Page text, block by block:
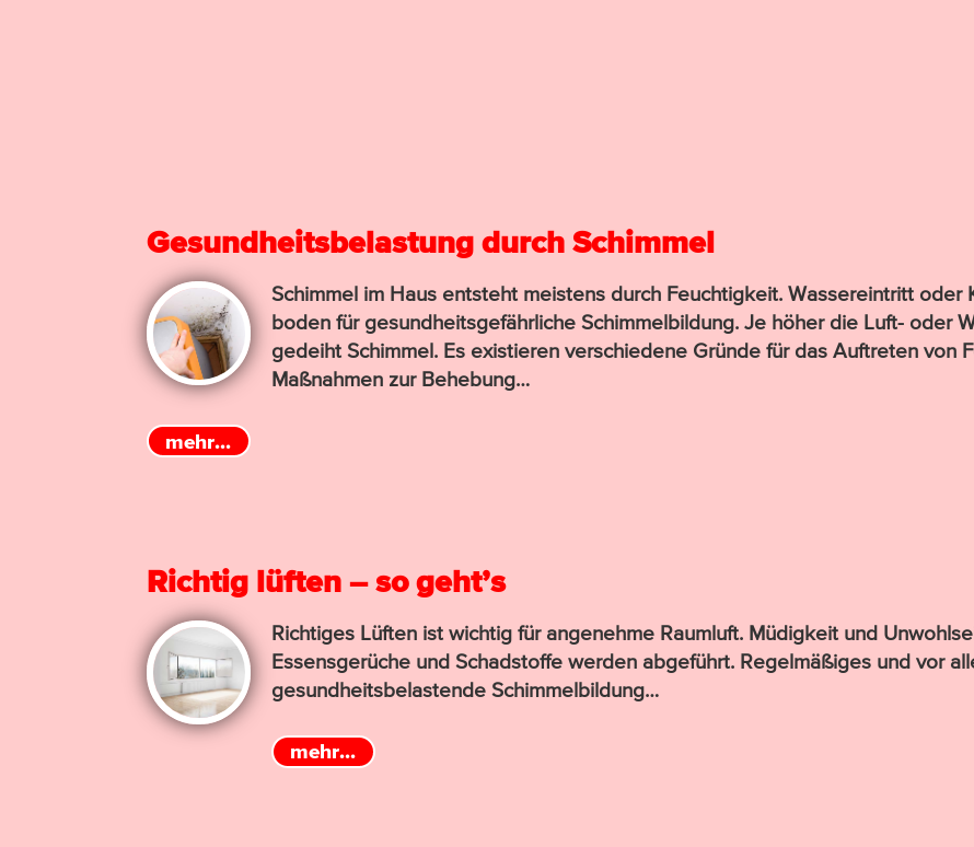
Gesundheitsbelastung durch Schimmel
Schimmel im Haus entsteht meis­tens durch Feuch­t­ig­­keit. Wasser­ein­tritt
boden für gesund­heits­gefähr­liche Schim­mel­bil­dung. Je höher die Luft- oder
gedeiht Schimmel. Es exis­tieren ver­schie­dene Gründe für das Auf­tre­ten von
Maß­nahmen zur Behebung…
mehr...
Richtig lüften – so geht’s
Richtiges Lüften ist wichtig für angenehme Raumluft. Müdig­keit und
Essens­gerüche und Schad­stoffe werden abge­führt. Regel­mäßiges und vor
gesund­heits­belas­tende Schimmel­bildung…
mehr...